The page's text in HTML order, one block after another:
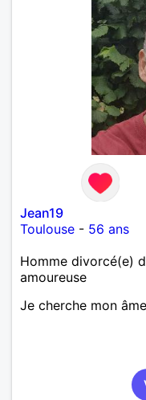
Jean19
Toulouse - 56 ans
Homme divorcé(e)
amoureuse
Je cherche mon